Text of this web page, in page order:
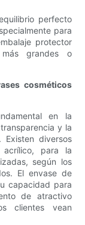
perfecto
para
protector
grandes o
cosméticos
en la
y la
Existen diversos
para la
según los
El envase de
capacidad para
de atractivo
clientes vean